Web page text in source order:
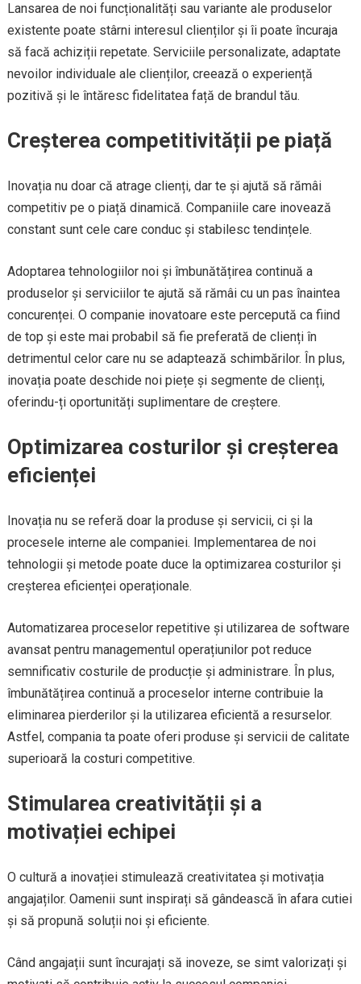
Lansarea de noi funcționalități sau variante ale produselor
existente poate stârni interesul clienților și îi poate încuraja
să facă achiziții repetate. Serviciile personalizate, adaptate
nevoilor individuale ale clienților, creează o experiență
pozitivă și le întăresc fidelitatea față de brandul tău.
Creșterea competitivității pe piață
Inovația nu doar că atrage clienți, dar te și ajută să rămâi
competitiv pe o piață dinamică. Companiile care inovează
constant sunt cele care conduc și stabilesc tendințele.
Adoptarea tehnologiilor noi și îmbunătățirea continuă a
produselor și serviciilor te ajută să rămâi cu un pas înaintea
concurenței. O companie inovatoare este percepută ca fiind
de top și este mai probabil să fie preferată de clienți în
detrimentul celor care nu se adaptează schimbărilor. În plus,
inovația poate deschide noi piețe și segmente de clienți,
oferindu-ți oportunități suplimentare de creștere.
Optimizarea costurilor și creșterea
eficienței
Inovația nu se referă doar la produse și servicii, ci și la
procesele interne ale companiei. Implementarea de noi
tehnologii și metode poate duce la optimizarea costurilor și
creșterea eficienței operaționale.
Automatizarea proceselor repetitive și utilizarea de software
avansat pentru managementul operațiunilor pot reduce
semnificativ costurile de producție și administrare. În plus,
îmbunătățirea continuă a proceselor interne contribuie la
eliminarea pierderilor și la utilizarea eficientă a resurselor.
Astfel, compania ta poate oferi produse și servicii de calitate
superioară la costuri competitive.
Stimularea creativității și a
motivației echipei
O cultură a inovației stimulează creativitatea și motivația
angajaților. Oamenii sunt inspirați să gândească în afara cutiei
și să propună soluții noi și eficiente.
Când angajații sunt încurajați să inoveze, se simt valorizați și